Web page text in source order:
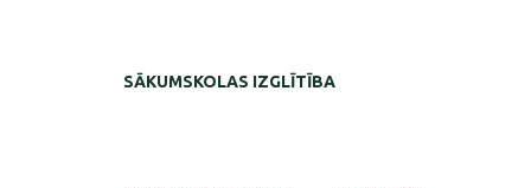
SĀKUMSKOLAS IZGLĪTĪBA